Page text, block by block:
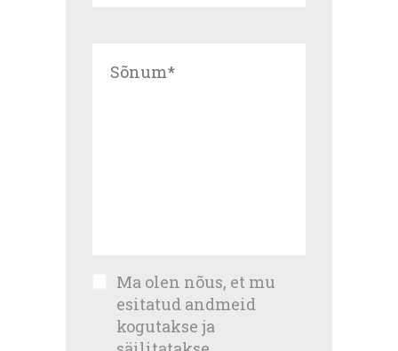
Ma olen nõus, et mu
esitatud andmeid
kogutakse ja